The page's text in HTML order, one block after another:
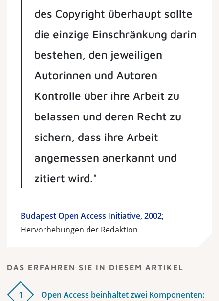
des Copyright überhaupt sollte
die einzige Einschränkung darin
bestehen, den jeweiligen
Autorinnen und Autoren
Kontrolle über ihre Arbeit zu
belassen und deren Recht zu
sichern, dass ihre Arbeit
angemessen anerkannt und
zitiert wird."
Budapest Open Access Initiative, 2002;
Hervorhebungen der Redaktion
DAS ERFAHREN SIE IN DIESEM ARTIKEL
1
Open Access beinhaltet zwei Komponenten: